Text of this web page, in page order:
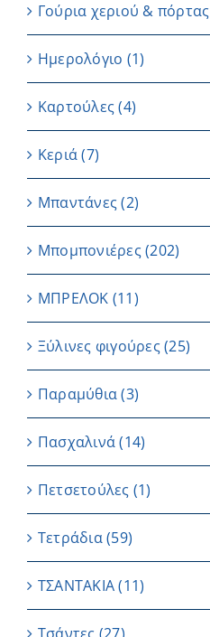
Γούρια χεριού & πόρτας
Ημερολόγιο (1)
Καρτούλες (4)
Κεριά (7)
Μπαντάνες (2)
Μπομπονιέρες(202)
ΜΠΡΕΛΟΚ (11)
Ξύλινες φιγούρες(25)
Παραμύθια (3)
Πασχαλινά (14)
Πετσετούλες (1)
Τετράδια(59)
ΤΣΑΝΤΑΚΙΑ (11)